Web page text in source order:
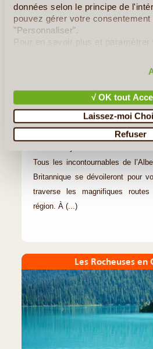
données selon le principe de
pouvez gérer votre
"Personnaliser".
Pour en savoir plus et paramétrer
√ OK tout
Laissez-moi
Refuser
Circuit proposé par
Authentik Canada
Tous les incontournables de
Britannique se dévoileront pour
traverse les magnifiques
région. À (...)
Les Rocheuses en